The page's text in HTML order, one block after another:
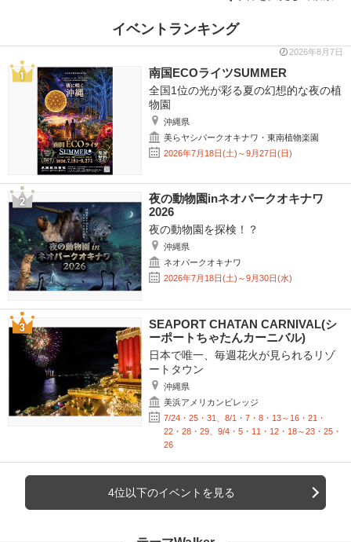
イベントランキング
2026年8月7日
南国ECOライツSUMMER
全国1位の光が彩る夏の幻想的な夜の植
物園
沖縄県
美らヤシパークオキナワ・東南植物楽園
2026年7月18日(土)～9月27日(日)
夜の動物園inネオパークオキナワ
2026
夜の動物園を探検！？
沖縄県
ネオパークオキナワ
2026年7月18日(土)～9月30日(水)
SEAPORT CHATAN CARNIVAL(シ
ーポートちゃたんカーニバル)
日本で唯一、毎週花火が見られるリゾ
ートタウン
沖縄県
美浜アメリカンビレッジ
7/24・25・31、8/1・7・8・13～16・21・
22・28・29、9/4・5・11・12・18～23・25・
26
4位以下のイベントを見る